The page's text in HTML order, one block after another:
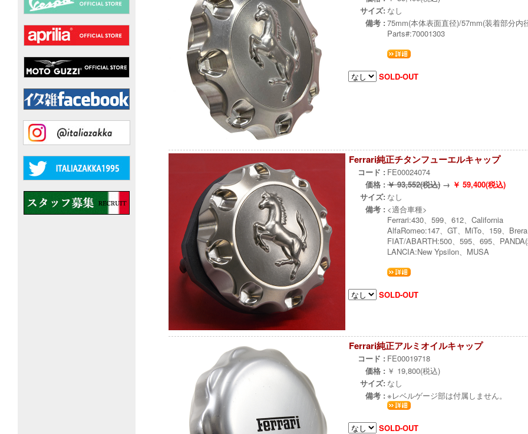
サイズ: なし
備考 : 75mm(本体表面直径)/57mm(装着部分内
Parts#:70001303
SOLD-OUT
Ferrari純正チタンフューエルキャップ
コード : FE00024074
価格 : ￥ 93,552(税込) → ￥ 59,400(税込)
サイズ: なし
備考 : <適合車種>
Ferrari:430、599、612、California
AlfaRomeo:147、GT、MiTo、159、
FIAT/ABARTH:500、595、695、
LANCIA:New Ypsilon、MUSA
SOLD-OUT
Ferrari純正アルミオイルキャップ
コード : FE00019718
価格 : ￥ 19,800(税込)
サイズ: なし
備考 : ※レベルゲージ部は付属しません。
SOLD-OUT